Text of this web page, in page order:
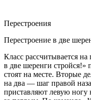
Перестроения
Перестроение в две
Класс рассчитывается
в две шеренги стройся!»
стоят на месте. Вторые
на два — шаг правой
приставляют левую ногу